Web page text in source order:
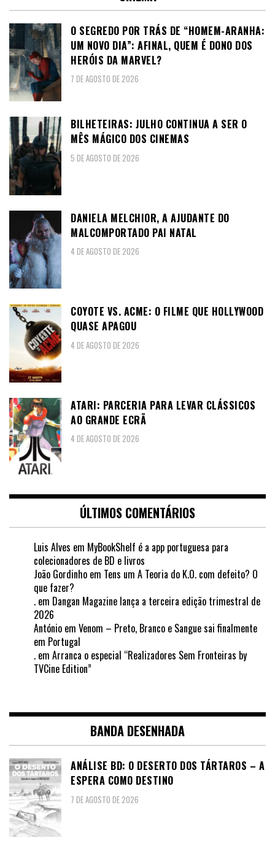
O SEGREDO POR TRÁS DE “HOMEM-ARANHA:
UM NOVO DIA”: AFINAL, QUEM É DONO DOS
HERÓIS DA MARVEL?
7 DE AGOSTO DE 2026
BILHETEIRAS: JULHO CONTINUA A SER O
MÊS MÁGICO DOS CINEMAS
5 DE AGOSTO DE 2026
DANIELA MELCHIOR, A AJUDANTE DO
MALCOMPORTADO PAI NATAL
4 DE AGOSTO DE 2026
COYOTE VS. ACME: O FILME QUE HOLLYWOOD
QUASE APAGOU
4 DE AGOSTO DE 2026
ATARI: PARCERIA PARA LEVAR CLÁSSICOS
AO GRANDE ECRÃ
4 DE AGOSTO DE 2026
ÚLTIMOS COMENTÁRIOS
Luis Alves em MyBookShelf é a app portuguesa para
colecionadores de BD e livros
João Gordinho em Tens um A Teoria do K.O. com defeito? O
que fazer?
. em Dangan Magazine lança a terceira edição trimestral de
2026
António em Venom – Preto, Branco e Sangue sai finalmente
em Portugal
. em Arranca o especial “Realizadores Sem Fronteiras by
TVCine Edition”
BANDA DESENHADA
ANÁLISE BD: O DESERTO DOS TÁRTAROS – A
ESPERA COMO DESTINO
7 DE AGOSTO DE 2026